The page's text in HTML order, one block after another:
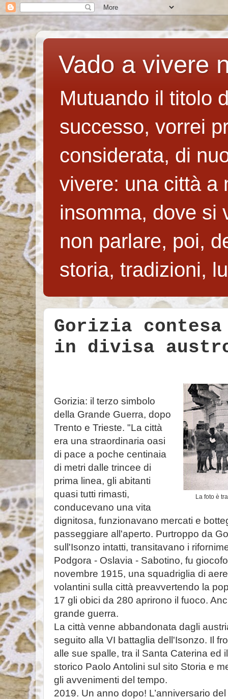
Vado a vivere
Mutuando il titolo
successo, vorrei
considerata, di
vivere: una città a
insomma, dove si
non parlare, poi,
storia, tradizioni,
Gorizia
in divisa
La foto è
Gorizia: il terzo simbolo
della Grande Guerra, dopo
Trento e Trieste. "La città
era una straordinaria oasi
di pace a poche centinaia
di metri dalle trincee di
prima linea, gli abitanti
quasi tutti rimasti,
conducevano una vita
dignitosa, funzionavano mercati e
passeggiare all'aperto. Purtroppo da
sull'Isonzo intatti, transitavano i
Podgora - Oslavia - Sabotino, fu
novembre 1915, una squadriglia di
volantini sulla città preavvertendo la
17 gli obici da 280 aprirono il fuoco.
grande guerra.
La città venne abbandonata dagli
seguito alla VI battaglia dell'Isonzo. Il
alle sue spalle, tra il Santa Caterina ed
storico Paolo Antolini sul sito Storia e
gli avvenimenti del tempo.
2019. Un anno dopo! L’anniversario